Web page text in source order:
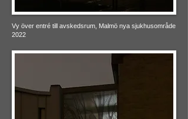
Vy över entré till avskedsrum, Malmö nya sjukhusområde
2022